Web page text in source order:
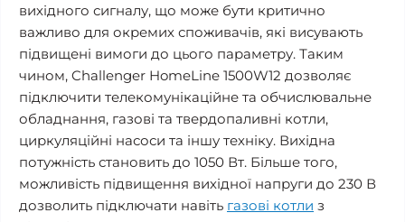
вихідного сигналу, що може бути критично
важливо для окремих споживачів, які висувають
підвищені вимоги до цього параметру. Таким
чином, Challenger HomeLine 1500W12 дозволяє
підключити телекомунікаційне та обчислювальне
обладнання, газові та твердопаливні котли,
циркуляційні насоси та іншу техніку. Вихідна
потужність становить до 1050 Вт. Більше того,
можливість підвищення вихідної напруги до 230 В
дозволить підключати навіть газові котли з